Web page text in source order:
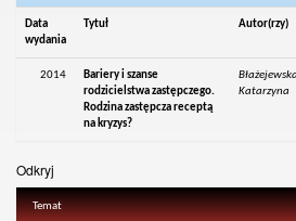
Data
wydania
Tytuł Autor(rzy)
2014
Bariery i szanse
rodzicielstwa zastępczego.
Rodzina zastępcza receptą
na kryzys?
Katarzyna
Odkryj
Temat